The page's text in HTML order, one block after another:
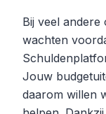
Bij veel andere
wachten
Jouw
daarom willen